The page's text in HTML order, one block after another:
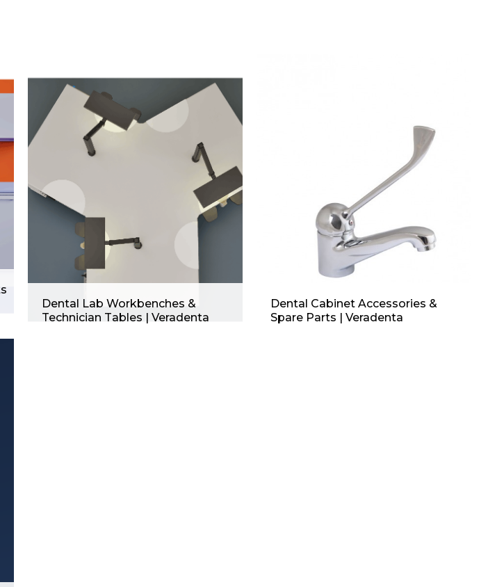
Dental Lab Workbenches &
Technician Tables | Veradenta
Dental Cabinet Accessories &
Spare Parts | Veradenta